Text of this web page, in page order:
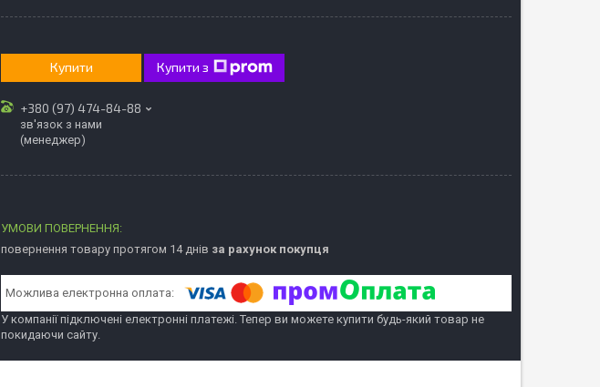
Купити Купити з
+380 (97) 474-84-88
зв'язок з нами
(менеджер)
повернення товару протягом 14 днів за рахунок покупця
У компанії підключені електронні платежі. Тепер ви можете купити будь-який товар не
покидаючи сайту.